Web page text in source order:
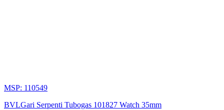
MSP: 110549
BVLGari Serpenti Tubogas 101827 Watch 35mm